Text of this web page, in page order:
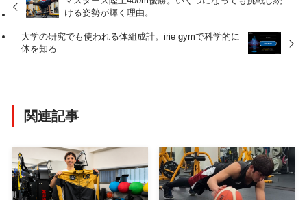
ける姿勢が輝く理由。
大学の研究でも使われる体組成計。irie gymで科学的に
体を知る
関連記事